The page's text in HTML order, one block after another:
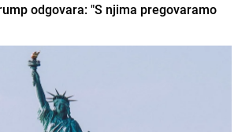
odgovara: "S njima pregovaramo